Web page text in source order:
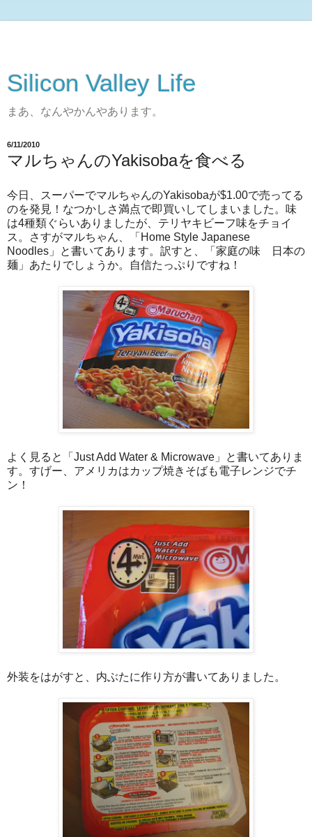
Silicon Valley Life
まあ、なんやかんやあります。
6/11/2010
マルちゃんのYakisobaを食べる
今日、スーパーでマルちゃんのYakisobaが$1.00で売ってる
のを発見！なつかしさ満点で即買いしてしまいました。味
は4種類ぐらいありましたが、テリヤキビーフ味をチョイ
ス。さすがマルちゃん、「Home Style Japanese
Noodles」と書いてあります。訳すと、「家庭の味 日本の
麺」あたりでしょうか。自信たっぷりですね！
よく見ると「Just Add Water & Microwave」と書いてありま
す。すげー、アメリカはカップ焼きそばも電子レンジでチ
ン！
外装をはがすと、内ぶたに作り方が書いてありました。